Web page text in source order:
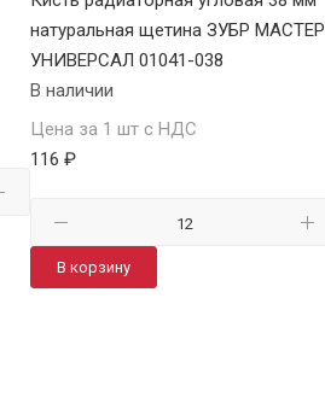
натуральная щетина ЗУБР МАСТЕР
УНИВЕРСАЛ 01041-038
В наличии
Цена за 1 шт с НДС
116 ₽
В корзину